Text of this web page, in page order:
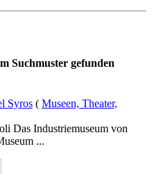
Suchmuster gefunden
Syros ( Museen, Theater,
Das Industriemuseum von
...